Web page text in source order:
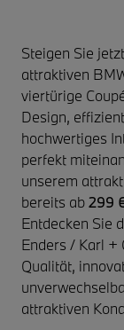
Steigen Sie
attraktiven
viertürige
Design,
hochwertiges
perfekt
unserem
bereits ab299
Entdecken Sie
Enders / Karl +
Qualität,
attraktiven